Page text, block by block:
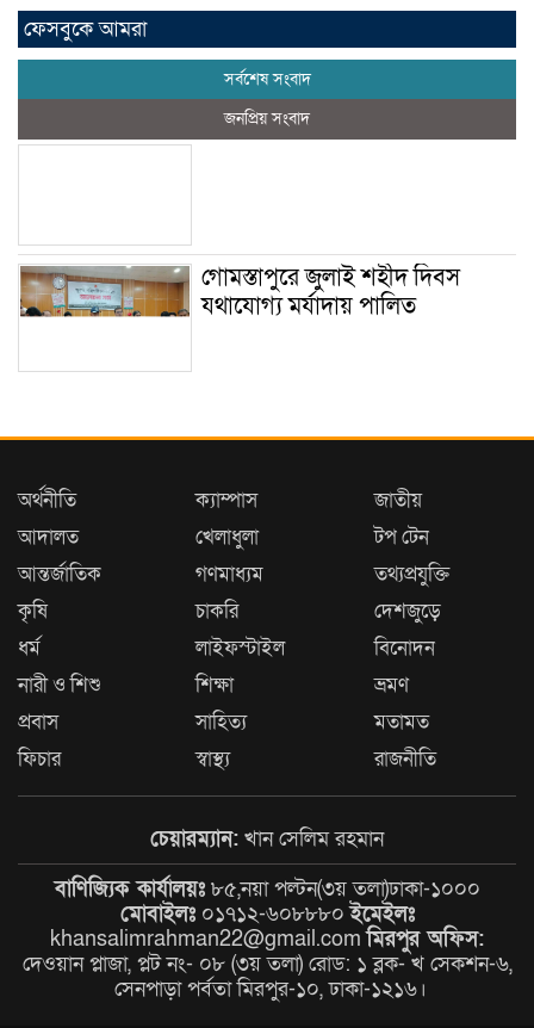
ফেসবুকে আমরা
সর্বশেষ সংবাদ
জনপ্রিয় সংবাদ
গোমস্তাপুরে জুলাই শহীদ দিবস
যথাযোগ্য মর্যাদায় পালিত
ইয়াবা ও সার জব্দ, আটক ৫
টেকনাফ-উখিয়ায় র‌্যাবের অভিযানে
সাজাপ্রাপ্ত দুই পলাতক আসামি
গ্রেপ্তার
‎দূর্গাপুরে পালিত হলো জুলাই শহীদ
দিবস ও নবাগত ইউএনও’র যোগদান ‎
স্থানে ফ্রি মেডিকেল ক্যাম্প
আইনি প্রক্রিয়ায় মান্দায় গাছ
অপসারণ: সড়ক প্রশস্ত ও ফসলি জমি
রক্ষার উদ্যোগ
অর্থনীতি
আদালত
আন্তর্জাতিক
কৃষি
ক্যাম্পাস
খেলাধুলা
গণমাধ্যম
চাকরি
জাতীয়
টপ টেন
তথ্যপ্রযুক্তি
দেশজুড়ে
ধর্ম
নারী ও শিশু
প্রবাস
ফিচার
লাইফস্টাইল
শিক্ষা
সাহিত্য
স্বাস্থ্য
বিনোদন
ভ্রমণ
মতামত
রাজনীতি
চেয়ারম্যান: খান সেলিম রহমান
বাণিজ্যিক কার্যালয়ঃ৮৫,নয়া পল্টন(৩য় তলা)ঢাকা-১০০০
মোবাইলঃ০১৭১২-৬০৮৮৮০ইমেইলঃ
khansalimrahman22@gmail.comমিরপুর অফিস:
দেওয়ান প্লাজা, প্লট নং- ০৮ (৩য় তলা) রোড: ১ ব্লক- খ সেকশন-৬,
সেনপাড়া পর্বতা মিরপুর-১০, ঢাকা-১২১৬।